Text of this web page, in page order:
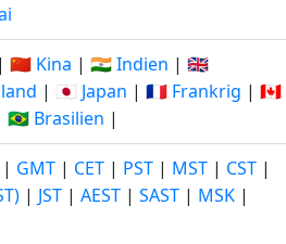
| 🇨🇳 Kina | 🇮🇳 Indien | 🇬🇧
| 🇯🇵 Japan | 🇫🇷 Frankrig | 🇨🇦
🇧🇷 Brasilien |
| GMT | CET | PST | MST | CST |
| JST | AEST | SAST | MSK |